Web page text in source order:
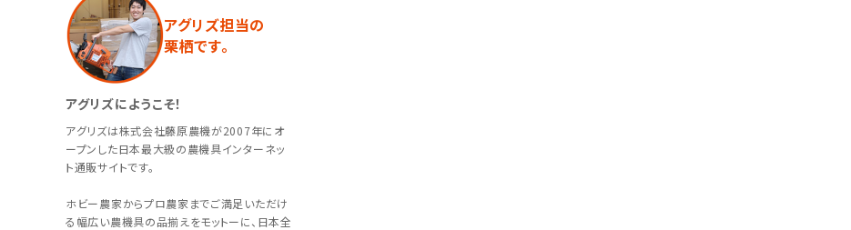
アグリズ担当の
栗栖です。
アグリズにようこそ！
アグリズは株式会社藤原農機が2007年にオ
ープンした日本最大級の農機具インターネッ
ト通販サイトです。
ホビー農家からプロ農家までご満足いただけ
る幅広い農機具の品揃えをモットーに、日本全